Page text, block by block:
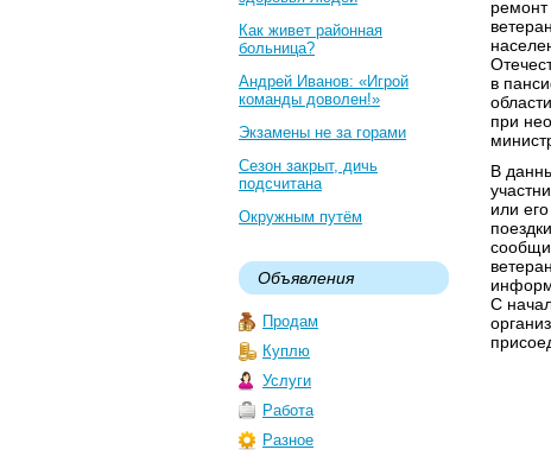
Как живет районная
больница?
Андрей Иванов: «Игрой
команды доволен!»
Экзамены не за горами
Сезон закрыт, дичь
подсчитана
Окружным путём
Объявления
Продам
Куплю
Услуги
Работа
Разное
в
при
В
или
С